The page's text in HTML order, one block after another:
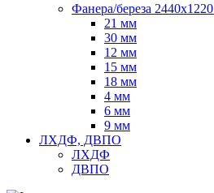
Фанера/береза 2440х1220
21 мм
30 мм
12 мм
15 мм
18 мм
4 мм
6 мм
9 мм
ЛХДФ, ДВПО
ЛХДФ
ДВПО